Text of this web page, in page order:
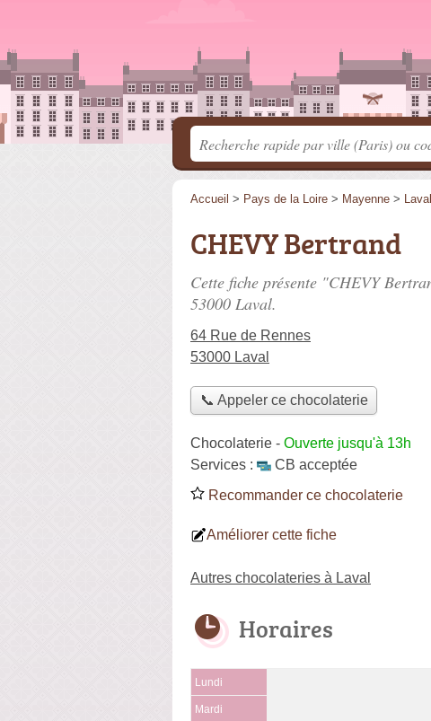
Accueil > Pays de la Loire > Mayenne > Laval
CHEVY Bertrand
Cette fiche présente "CHEVY
53000 Laval.
64 Rue de Rennes
53000 Laval
📞 Appeler ce chocolaterie
Chocolaterie - Ouverte jusqu'à 13h
Services :
CB acceptée
Recommander ce chocolaterie
Améliorer cette fiche
Autres chocolateries à Laval
Horaires
Lundi
Mardi